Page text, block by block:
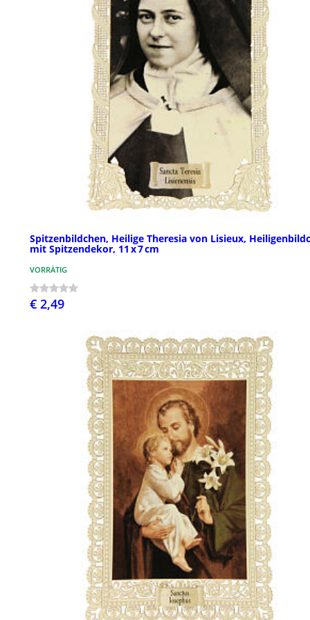
Spitzenbildchen, Heilige Theresia von Lisieux,
mit Spitzendekor, 11 x 7 cm
VORRÄTIG
€ 2,49